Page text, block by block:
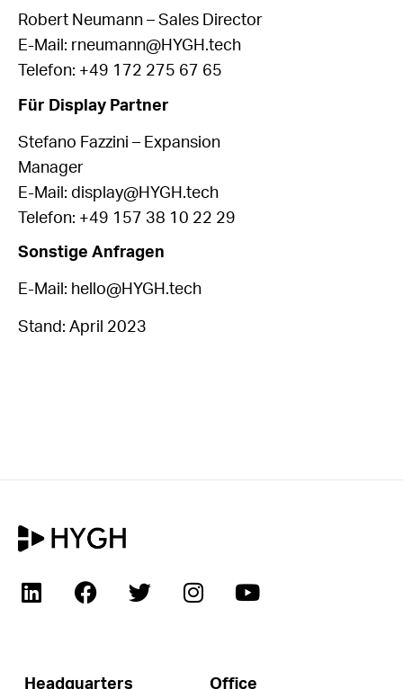
Robert Neumann – Sales Director
E-Mail: rneumann@HYGH.tech
Telefon: +49 172 275 67 65
Für Display Partner
Stefano Fazzini – Expansion
Manager
E-Mail: display@HYGH.tech
Telefon: +49 157 38 10 22 29
Sonstige Anfragen
E-Mail: hello@HYGH.tech
Stand: April 2023
Headquarters Office